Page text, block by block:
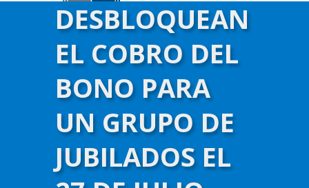
DESBLOQUEAN
EL COBRO DEL
BONO PARA
UN GRUPO DE
JUBILADOS EL